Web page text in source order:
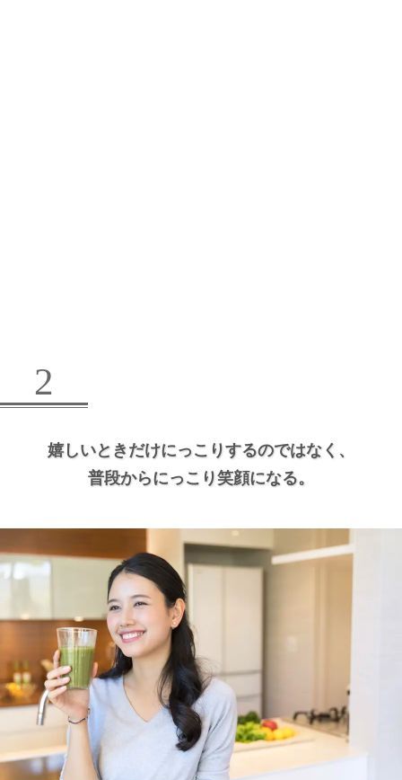
2
嬉しいときだけにっこりするのではなく、
普段からにっこり笑顔になる。